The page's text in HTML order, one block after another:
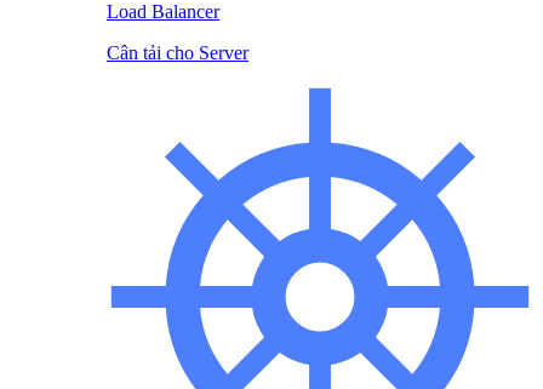
Load Balancer
Cân tải cho Server